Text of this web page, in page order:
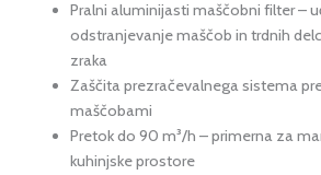
Pralni aluminijasti maščobni filter –
odstranjevanje maščob in trdnih
zraka
Zaščita prezračevalnega sistema
maščobami
Pretok do 90 m³/h – primerna za
kuhinjske prostore